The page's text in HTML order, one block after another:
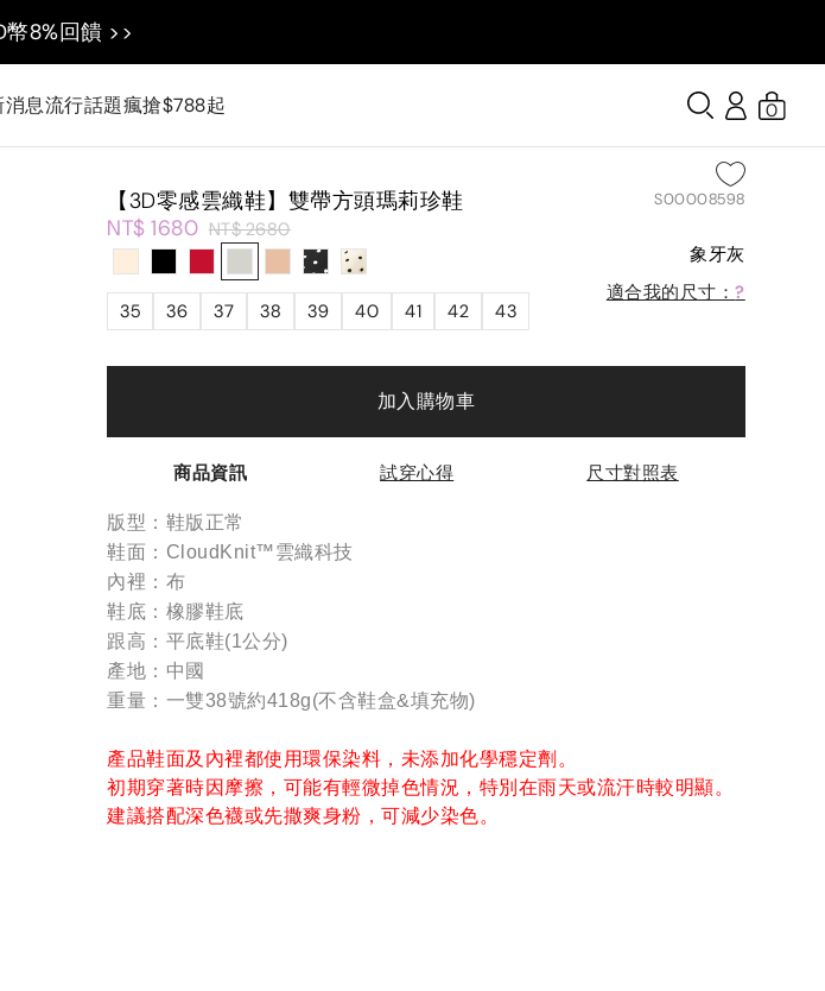
8%回饋 >>
消息流行話題瘋搶$788起 0
【3D零感雲織鞋】雙帶方頭瑪莉珍鞋 S00008598
NT$ 1680 NT$ 2680
象牙灰
35 36 37 38 39 40 41 42 43
適合我的尺寸：?
加入購物車
商品資訊 試穿心得 尺寸對照表
版型：鞋版正常
鞋面：CloudKnit™雲織科技
內裡：布
鞋底：橡膠鞋底
跟高：平底鞋(1公分)
產地：中國
重量：一雙38號約418g(不含鞋盒&填充物)
產品鞋面及內裡都使用環保染料，未添加化學穩定劑。
初期穿著時因摩擦，可能有輕微掉色情況，特別在雨天或流汗時較明顯。
建議搭配深色襪或先撒爽身粉，可減少染色。